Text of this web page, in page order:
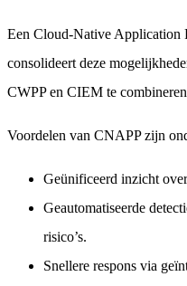
Een Cloud-Native Application
consolideert deze
CWPP en CIEM te
Voordelen van CNAPP zijn
Geünificeerd inzicht
Geautomatiseerde
risico’s.
Snellere respons via